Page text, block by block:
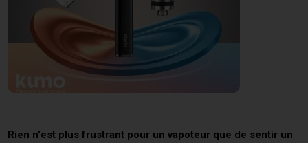
Rien n'est plus frustrant pour un vapoteur que de sentir un